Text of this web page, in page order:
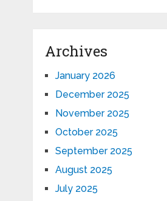
Archives
January 2026
December 2025
November 2025
October 2025
September 2025
August 2025
July 2025